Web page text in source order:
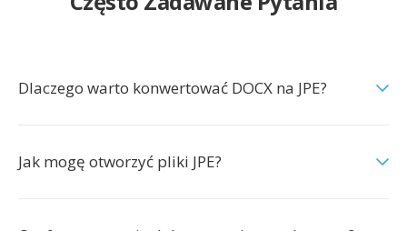
Dlaczego warto konwertować DOCX na JPE?
Jak mogę otworzyć pliki JPE?